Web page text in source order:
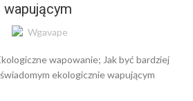
wapującym
Wgavape